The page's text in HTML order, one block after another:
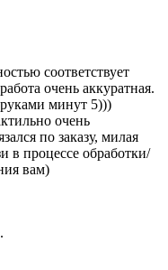
соответствует
очень аккуратная.
минут 5)))
очень
по заказу, милая
в процессе обработки/
вам)